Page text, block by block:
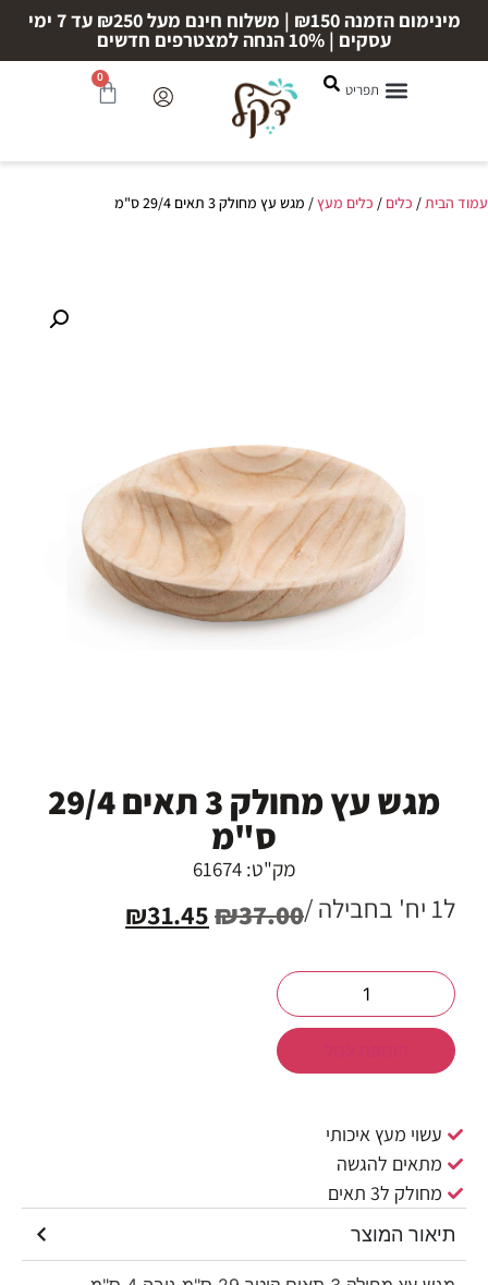
מינימום הזמנה ₪150 | משלוח חינם מעל ₪250 עד 7 ימי
עסקים | 10% הנחה למצטרפים חדשים
0
עמוד הבית/ כלים / כלים מעץ/ מגש עץ מחולק 3 תאים 29/4 ס"מ
מגש עץ מחולק 3 תאים 29/4
ס"מ
מק"ט: 61674
ל1 יח' בחבילה / ₪37.00
₪31.45
עשוי מעץ איכותי
מתאים להגשה
מחולק ל3 תאים
תיאור המוצר